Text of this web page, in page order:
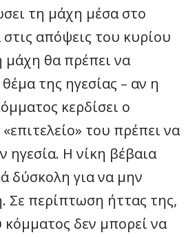
τη μάχη μέσα στο
απόψεις του κυρίου
θα πρέπει να
της ηγεσίας – αν η
κερδίσει ο
του πρέπει να
ηγεσία. Η νίκη βέβαια
δύσκολη για να μην
Σε περίπτωση ήττας της,
κόμματος δεν μπορεί να